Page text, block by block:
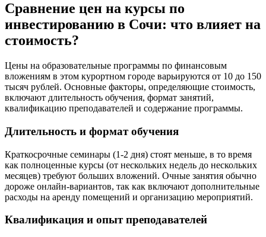
Сравнение цен на курсы по
инвестированию в Сочи: что влияет на
стоимость?
Цены на образовательные программы по финансовым
вложениям в этом курортном городе варьируются от 10 до 150
тысяч рублей. Основные факторы, определяющие стоимость,
включают длительность обучения, формат занятий,
квалификацию преподавателей и содержание программы.
Длительность и формат обучения
Краткосрочные семинары (1-2 дня) стоят меньше, в то время
как полноценные курсы (от нескольких недель до нескольких
месяцев) требуют больших вложений. Очные занятия обычно
дороже онлайн-вариантов, так как включают дополнительные
расходы на аренду помещений и организацию мероприятий.
Квалификация и опыт преподавателей